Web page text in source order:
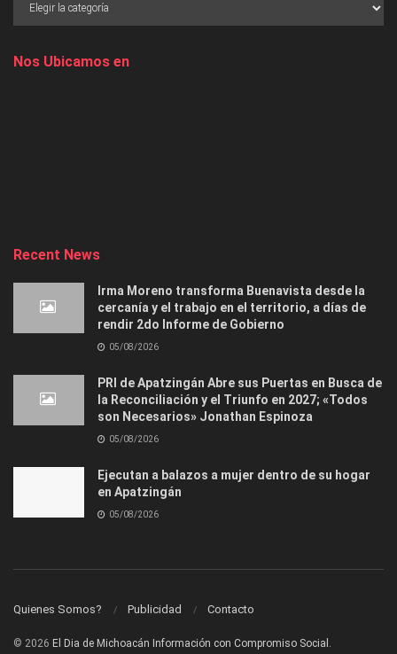
Nos Ubicamos en
Recent News
Irma Moreno transforma Buenavista desde la
cercanía y el trabajo en el territorio, a días de
rendir 2do Informe de Gobierno
05/08/2026
PRI de Apatzingán Abre sus Puertas en Busca de
la Reconciliación y el Triunfo en 2027; «Todos
son Necesarios» Jonathan Espinoza
05/08/2026
Ejecutan a balazos a mujer dentro de su hogar
en Apatzingán
05/08/2026
Quienes Somos? Publicidad Contacto
© 2026 El Dia de Michoacán Información con Compromiso Social.